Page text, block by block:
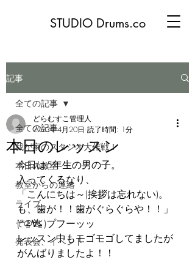
STUDIO Drums.co
記事
全ての記事
我が家のスタジオ大作戦！
本日の教室
教室からの連絡
ライブ
その他
発表会、イベント
全ての記事
本日のレッスン
どらむすこ管理人
2023年4月20日 読了時間: 1分
今日は5年生の男の子。
入ってくるなり、
「こんにちは～(挨拶は忘れない)。
も、歯が！！歯がぐらぐらや！！」
(*≧∀≦)プフーッッ
レッスン中もモゴモゴしてましたが
がんばりましたよ！！